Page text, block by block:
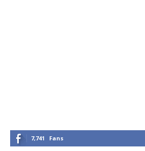
7,741 Fans